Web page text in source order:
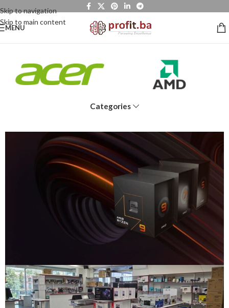
Skip to navigation
Skip to main content
MENU
Categories
Snaga radnih stanica nikada nije bila povoljnija
Nova Ryzen 7000 serija